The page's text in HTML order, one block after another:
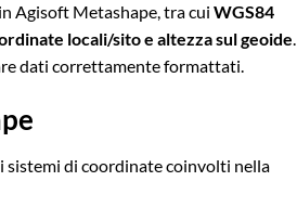
Agisoft Metashape, tra cui WGS84
locali/sito e altezza sul geoide.
dati correttamente formattati.
sistemi di coordinate coinvolti nella